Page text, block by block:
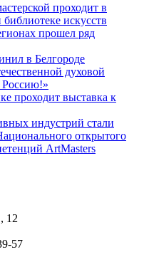
проходит в
искусств
прошел ряд
в Белгороде
духовой
проходит выставка к
индустрий стали
открытого
ArtMasters
12
57